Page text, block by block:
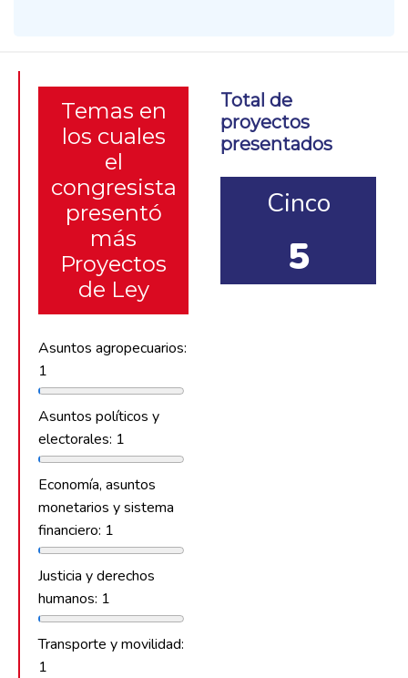
Temas en
los cuales
el
congresista
presentó
más
Proyectos
de Ley
Asuntos agropecuarios:
1
Asuntos políticos y
electorales: 1
Economía, asuntos
monetarios y sistema
financiero: 1
Justicia y derechos
humanos: 1
Transporte y movilidad:
1
Total de
proyectos
presentados
Cinco
5